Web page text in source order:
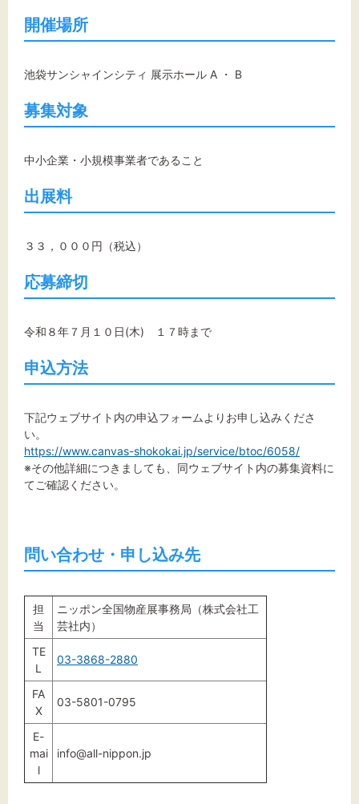
開催場所
池袋サンシャインシティ 展示ホール A ・ B
募集対象
中小企業・小規模事業者であること
出展料
３３，０００円（税込）
応募締切
令和８年７月１０日(木) １７時まで
申込方法
下記ウェブサイト内の申込フォームよりお申し込みくださ
い。
https://www.canvas-shokokai.jp/service/btoc/6058/
※その他詳細につきましても、同ウェブサイト内の募集資料に
てご確認ください。
問い合わせ・申し込み先
担
当
ニッポン全国物産展事務局（株式会社工
芸社内）
TE
L
03-3868-2880
FA
X
03-5801-0795
E-
mai
l
info@all-nippon.jp